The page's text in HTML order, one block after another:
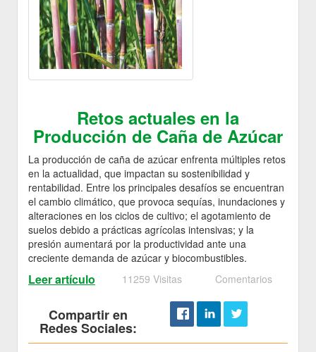
Retos actuales en la
Producción de Caña de Azúcar
La producción de caña de azúcar enfrenta múltiples retos
en la actualidad, que impactan su sostenibilidad y
rentabilidad. Entre los principales desafíos se encuentran
el cambio climático, que provoca sequías, inundaciones y
alteraciones en los ciclos de cultivo; el agotamiento de
suelos debido a prácticas agrícolas intensivas; y la
presión aumentará por la productividad ante una
creciente demanda de azúcar y biocombustibles.
Leer artículo 11259 Visitas Comentarios
Compartir en
Redes Sociales: